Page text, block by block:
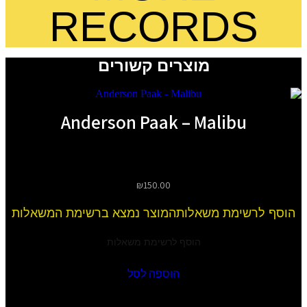
RECORDS
מוצרים קשורים
Anderson Paak – Malibu
₪150.00
הוסף לרשימת משאלותהמוצר נמצא ברשימת המשאלות
הוסף לרשימת משאלות
הוספה לסל